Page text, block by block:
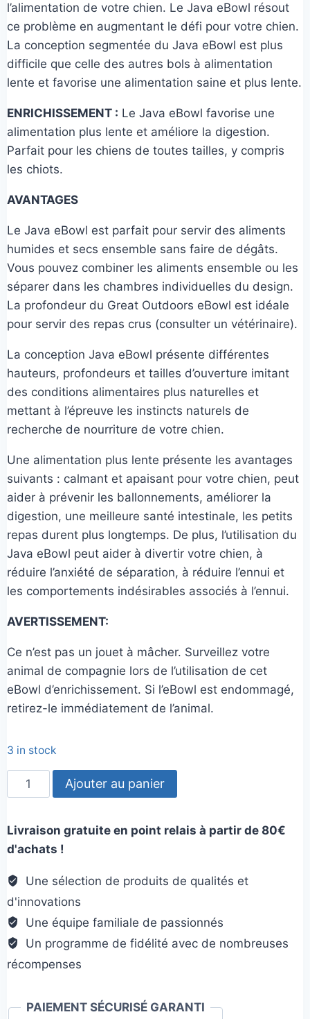
l’alimentation de votre chien. Le Java eBowl résout
ce problème en augmentant le défi pour votre chien.
La conception segmentée du Java eBowl est plus
difficile que celle des autres bols à alimentation
lente et favorise une alimentation saine et plus lente.
ENRICHISSEMENT : Le Java eBowl favorise une
alimentation plus lente et améliore la digestion.
Parfait pour les chiens de toutes tailles, y compris
les chiots.
AVANTAGES
Le Java eBowl est parfait pour servir des aliments
humides et secs ensemble sans faire de dégâts.
Vous pouvez combiner les aliments ensemble ou les
séparer dans les chambres individuelles du design.
La profondeur du Great Outdoors eBowl est idéale
pour servir des repas crus (consulter un vétérinaire).
La conception Java eBowl présente différentes
hauteurs, profondeurs et tailles d’ouverture imitant
des conditions alimentaires plus naturelles et
mettant à l’épreuve les instincts naturels de
recherche de nourriture de votre chien.
Une alimentation plus lente présente les avantages
suivants : calmant et apaisant pour votre chien, peut
aider à prévenir les ballonnements, améliorer la
digestion, une meilleure santé intestinale, les petits
repas durent plus longtemps. De plus, l’utilisation du
Java eBowl peut aider à divertir votre chien, à
réduire l’anxiété de séparation, à réduire l’ennui et
les comportements indésirables associés à l’ennui.
AVERTISSEMENT:
Ce n’est pas un jouet à mâcher. Surveillez votre
animal de compagnie lors de l’utilisation de cet
eBowl d’enrichissement. Si l’eBowl est endommagé,
retirez-le immédiatement de l’animal.
3 in stock
quantité
de
Tasse
à
café
Ajouter au panier
Livraison gratuite en point relais à partir de 80€
d'achats !
Une sélection de produits de qualités et
d'innovations
Une équipe familiale de passionnés
Un programme de fidélité avec de nombreuses
récompenses
PAIEMENT SÉCURISÉ GARANTI